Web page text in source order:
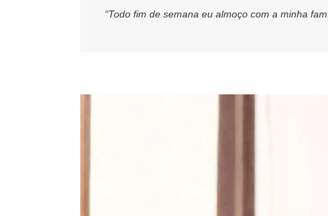
“Todo fim de semana eu almoço com a minha